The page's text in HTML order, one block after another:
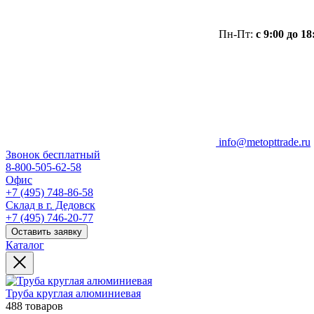
Пн-Пт: с 9:00 до
info@metopttrade.ru
Звонок бесплатный
8-800-505-62-58
Офис
+7 (495) 748-86-58
Склад в г. Дедовск
+7 (495) 746-20-77
Оставить заявку
Каталог
Труба круглая алюминиевая
488 товаров